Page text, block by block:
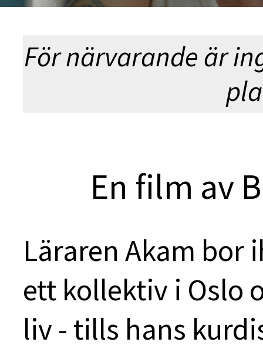
För närvarande är
En film av
Läraren Akam bor
ett kollektiv i Oslo
liv - tills hans